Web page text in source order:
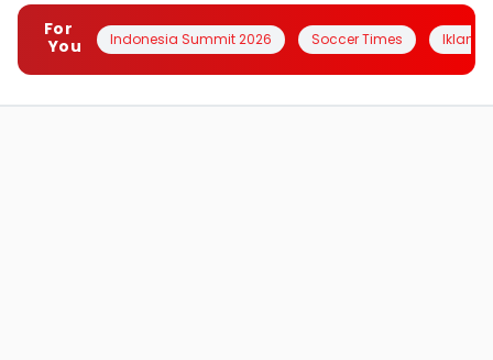
For
You
Indonesia Summit 2026 Soccer Times Iklanin